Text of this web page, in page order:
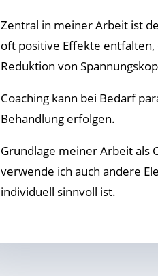
Zentral in meiner Arbeit ist
oft positive Effekte entfalten,
Reduktion von
Coaching kann bei Bedarf
Behandlung erfolgen.
Grundlage meiner Arbeit als
verwende ich auch andere
individuell sinnvoll ist.